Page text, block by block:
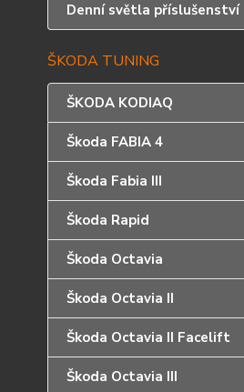
Denní světla příslušenství
ŠKODA TUNING
ŠKODA KODIAQ
Škoda FABIA 4
Škoda Fabia III
Škoda Rapid
Škoda Octavia
Škoda Octavia II
Škoda Octavia II Facelift
Škoda Octavia III